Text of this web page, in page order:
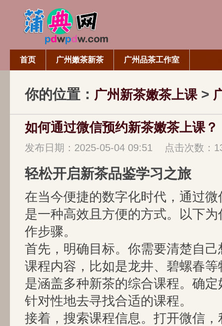
首页 广州嫩茶新茶 广州品茶工作室
你的位置： 广州新茶嫩茶上课>
如何通过微信预约新茶嫩茶上课？
发布日期：2025-05-04 09:51 点击次数：
轻松开启新茶品鉴学习之旅
在当今便捷的数字化时代，通过
是一种高效且方便的方式。以下
作步骤。
首先，明确目标。你需要清楚自
课程内容，比如是龙井、碧螺春
是涵盖多种新茶的综合课程。确
针对性地去寻找合适的课程。
接着，搜索课程信息。打开微信